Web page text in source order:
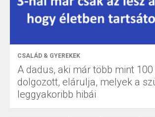
CSALÁD & GYEREKEK
A dadus, aki már több mint
dolgozott, elárulja, melyek a
leggyakoribb hibái